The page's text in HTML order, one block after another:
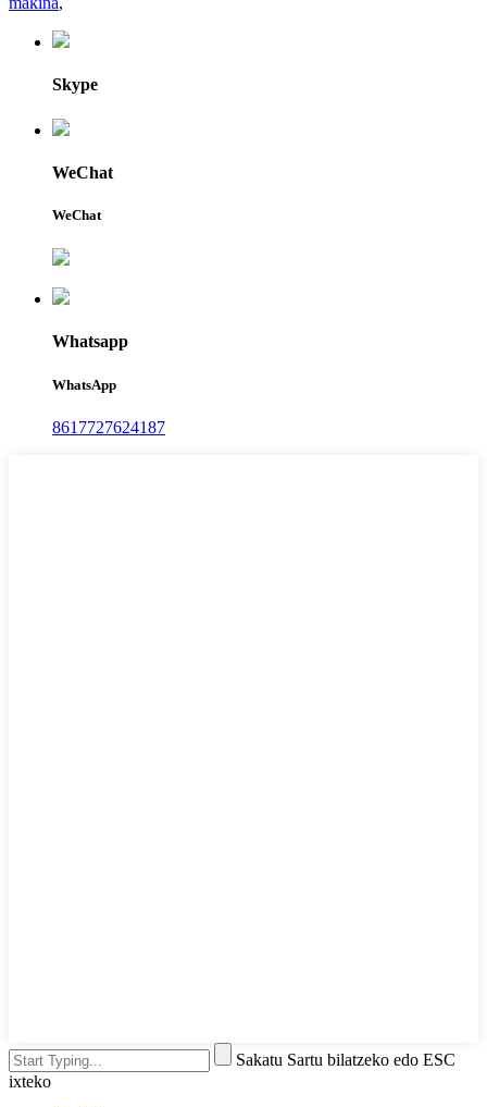
Skype
WeChat
WeChat
Whatsapp
WhatsApp
8617727624187
Sakatu Sartu bilatzeko edo ESC
ixteko